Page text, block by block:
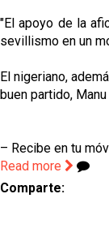
"El apoyo de la
sevillismo en un
El nigeriano,
buen partido,
– Recibe en tu
Read more
Comparte: